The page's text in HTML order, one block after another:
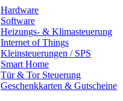
Hardware
Software
Heizungs- & Klimasteuerung
Internet of Things
Kleinsteuerungen / SPS
Smart Home
Tür & Tor Steuerung
Geschenkkarten & Gutscheine